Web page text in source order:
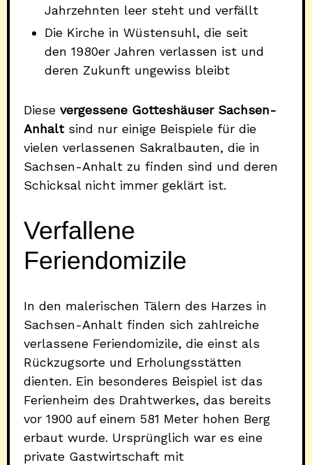
Jahrzehnten leer steht und verfällt
Die Kirche in Wüstensuhl, die seit
den 1980er Jahren verlassen ist und
deren Zukunft ungewiss bleibt
Diese vergessene Gotteshäuser Sachsen-
Anhaltsind nur einige Beispiele für die
vielen verlassenen Sakralbauten, die in
Sachsen-Anhalt zu finden sind und deren
Schicksal nicht immer geklärt ist.
Verfallene
Feriendomizile
In den malerischen Tälern des Harzes in
Sachsen-Anhalt finden sich zahlreiche
verlassene Feriendomizile, die einst als
Rückzugsorte und Erholungsstätten
dienten. Ein besonderes Beispiel ist das
Ferienheim des Drahtwerkes, das bereits
vor 1900 auf einem 581 Meter hohen Berg
erbaut wurde. Ursprünglich war es eine
private Gastwirtschaft mit